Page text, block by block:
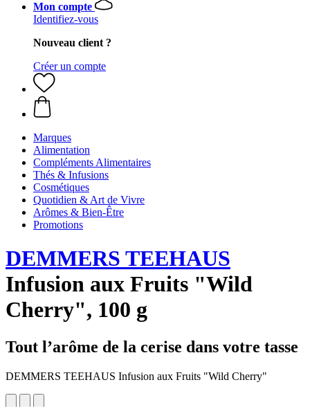
Mon compte
Identifiez-vous
Nouveau client ?
Créer un compte
Marques
Alimentation
Compléments Alimentaires
Thés & Infusions
Cosmétiques
Quotidien & Art de Vivre
Arômes & Bien-Être
Promotions
DEMMERS TEEHAUS
Infusion aux Fruits "Wild
Cherry", 100 g
Tout l’arôme de la cerise dans votre tasse
DEMMERS TEEHAUS Infusion aux Fruits "Wild Cherry"